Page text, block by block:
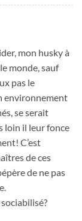
mon husky à
monde, sauf
pas le
environnement
se serait
loin il leur fonce
C’est
de ces
de ne pas